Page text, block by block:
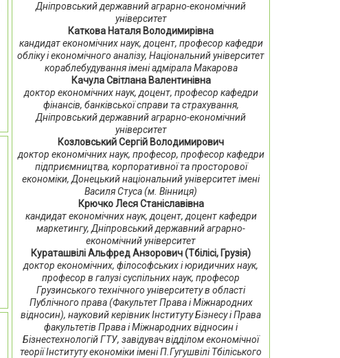
Дніпровський державний аграрно-економічний
університет
Каткова Наталя Володимирівна
кандидат економічних наук, доцент, професор кафедри
обліку і економічного аналізу, Національний університет
кораблебудування імені адмірала Макарова
Качула Світлана Валентинівна
доктор економічних наук, доцент, професор кафедри
фінансів, банківської справи та страхування,
Дніпровський державний аграрно-економічний
університет
Козловський Сергій Володимирович
доктор економічних наук, професор, професор кафедри
підприємництва, корпоративної та просторової
економіки, Донецький національний університет імені
Василя Стуса (м. Вінниця)
Крючко Леся Станіславівна
кандидат економічних наук, доцент, доцент кафедри
маркетингу, Дніпровський державний аграрно-
економічний університет
Кураташвілі Альфред Анзорович (Тбілісі, Грузія)
доктор економічних, філософських і юридичних наук,
професор в галузі суспільних наук, професор
Грузинського технічного університету в області
Публічного права (Факультет Права і Міжнародних
відносин), науковий керівник Інституту Бізнесу і Права
факультетів Права і Міжнародних відносин і
Бізнестехнологій ГТУ, завідувач відділом економічної
теорії Інституту економіки імені П.Гугушвілі Тбіліського